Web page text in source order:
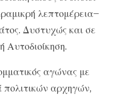
λεπτομέρεια–
Δυστυχώς και σε
Αυτοδιοίκηση.
αγώνας με
αρχηγών,